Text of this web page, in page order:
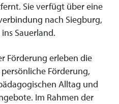
Sie verfügt über eine
nach Siegburg,
Sauerland.
Förderung erleben die
Förderung,
Alltag und
Im Rahmen der